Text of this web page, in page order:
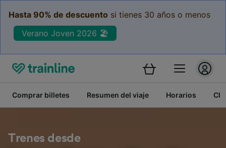
Hasta 90% de descuento si tienes 30 años o menos
Verano Joven 2026 🏖️
Comprar billetes Resumen del viaje Horarios
Trenes desde